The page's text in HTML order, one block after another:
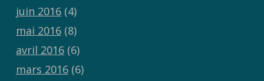
juin 2016(4)
mai 2016(8)
avril 2016(6)
mars 2016(6)